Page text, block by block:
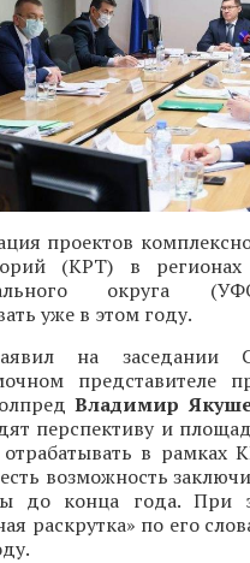
проектов
(КРТ) в регионах
округа
уже в этом году.
на заседании
представителе
Владимир
перспективу и
в рамках
возможность
до конца года. При
раскрутка» по его